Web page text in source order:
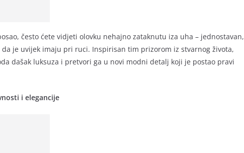
često ćete vidjeti olovku nehajno zataknutu iza uha – jednostavan,
je uvijek imaju pri ruci. Inspirisan tim prizorom iz stvarnog života,
dašak luksuza i pretvori ga u novi modni detalj koji je postao pravi
i elegancije